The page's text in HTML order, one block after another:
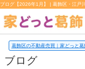
ブログ【2026年1月】 | 葛飾区・江戸
葛飾区の不動産売買｜家どっと葛
ブログ